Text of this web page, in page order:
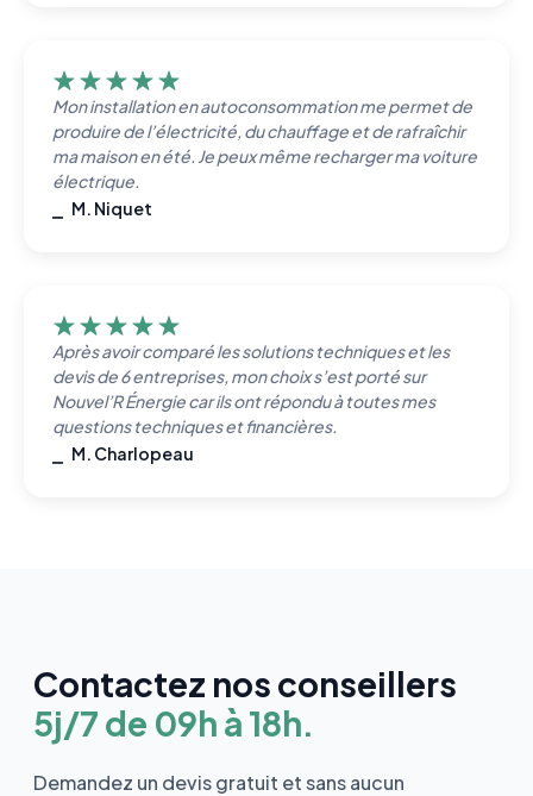
Mon installation en autoconsommation me permet de
produire de l’électricité, du chauffage et de rafraîchir
ma maison en été. Je peux même recharger ma voiture
électrique.
⎯ M. Niquet
Après avoir comparé les solutions techniques et les
devis de 6 entreprises, mon choix s’est porté sur
Nouvel’R Énergie car ils ont répondu à toutes mes
questions techniques et financières.
⎯ M. Charlopeau
Contactez nos conseillers
5j/7 de 09h à 18h.
Demandez un devis gratuit et sans aucun